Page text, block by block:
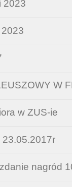
2023
W
w ZUS-ie
23.05.2017r
nagród